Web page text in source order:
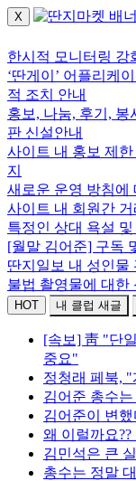
X
한시적 모니터링 강
‘딴게이’ 어플리케
적 조치 안내
홍보, 나눔, 후기, 봉
판 신설안내
사이트 내 홍보 제
지
새로운 운영 방침에
사이트 내 회원간
특정인 상대 욕설
[월말 김어준] 구독
딴지일보 내 성인물
불법 촬영물에 대한
HOT 내 클럽 새글
[속보] 靑 "단
중요"
정청래 페북,
김어준 총수
김어준이 변
왜 이럴까요??
김민석은 큰
총수는 정말